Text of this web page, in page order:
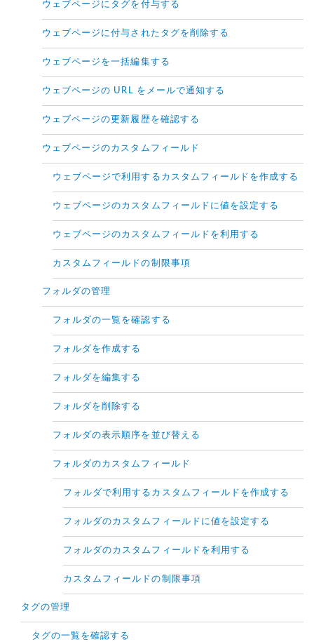
ウェブページにタグを付与する
ウェブページに付与されたタグを削除する
ウェブページを一括編集する
ウェブページの URL をメールで通知する
ウェブページの更新履歴を確認する
ウェブページのカスタムフィールド
ウェブページで利用するカスタムフィールドを作成する
ウェブページのカスタムフィールドに値を設定する
ウェブページのカスタムフィールドを利用する
カスタムフィールドの制限事項
フォルダの管理
フォルダの一覧を確認する
フォルダを作成する
フォルダを編集する
フォルダを削除する
フォルダの表示順序を並び替える
フォルダのカスタムフィールド
フォルダで利用するカスタムフィールドを作成する
フォルダのカスタムフィールドに値を設定する
フォルダのカスタムフィールドを利用する
カスタムフィールドの制限事項
タグの管理
タグの一覧を確認する